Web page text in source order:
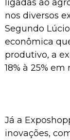
ligadas ao
nos diversos
Segundo
econômica
produtivo, a
18% à 25%
Já a
inovações,